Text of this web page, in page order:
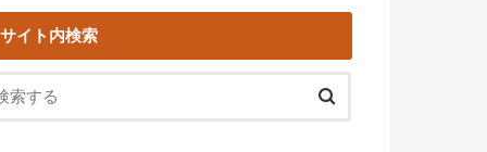
サイト内検索